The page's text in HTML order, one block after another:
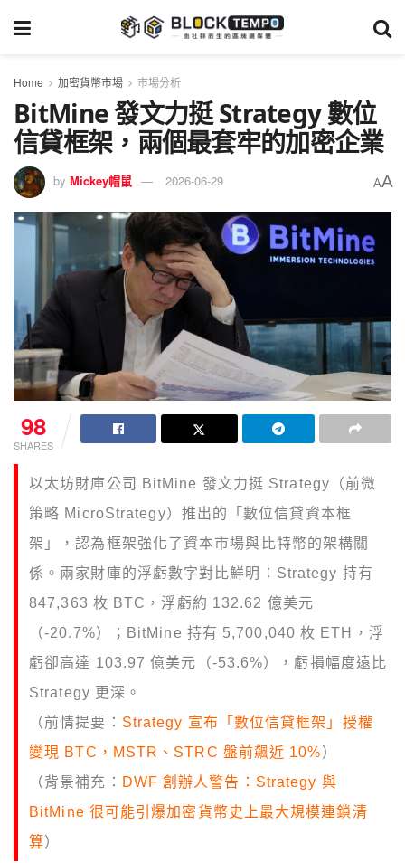
Home 加密貨幣市場 市場分析
BitMine 發文力挺 Strategy 數位
信貸框架，兩個最套牢的加密企業
by Mickey帽鼠 2026-06-29 AA
98
SHARES
以太坊財庫公司 BitMine 發文力挺 Strategy（前微
策略 MicroStrategy）推出的「數位信貸資本框
架」，認為框架強化了資本市場與比特幣的架構關
係。兩家財庫的浮虧數字對比鮮明：Strategy 持有
847,363 枚 BTC，浮虧約 132.62 億美元
（-20.7%）；BitMine 持有 5,700,040 枚 ETH，浮
虧卻高達 103.97 億美元（-53.6%），虧損幅度遠比
Strategy 更深。
（前情提要： Strategy 宣布「數位信貸框架」授權
變現 BTC，MSTR、STRC 盤前飆近 10%）
（背景補充： DWF 創辦人警告：Strategy 與
BitMine 很可能引爆加密貨幣史上最大規模連鎖清
算）